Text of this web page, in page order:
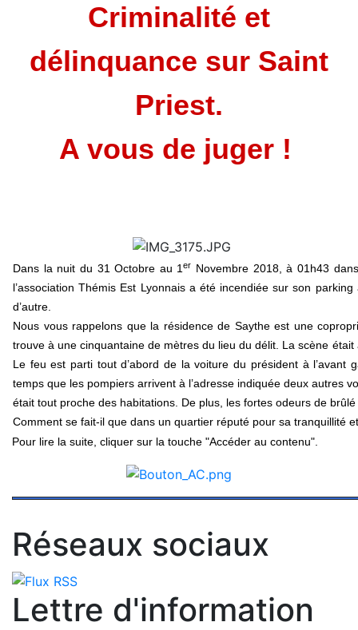
Criminalité et
délinquance sur Saint
Priest.
A vous de juger !
Dans la nuit du 31 Octobre au 1er Novembre 2018, à 01h43
l’association Thémis Est Lyonnais a été incendiée sur son
d’autre.
Nous vous rappelons que la résidence de Saythe est une
trouve à une cinquantaine de mètres du lieu du délit. La scène
Le feu est parti tout d’abord de la voiture du président à
temps que les pompiers arrivent à l’adresse indiquée deux autres
était tout proche des habitations. De plus, les fortes odeurs de
Comment se fait-il que dans un quartier réputé pour sa tranquillité
Pour lire la suite, cliquer sur la touche "Accéder au contenu".
Réseaux sociaux
Lettre d'information